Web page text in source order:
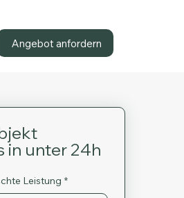
Angebot anfordern
in unter 24h
Leistung *